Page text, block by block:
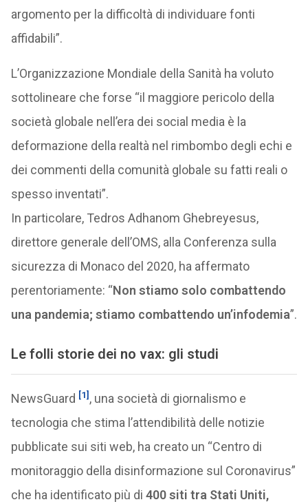
argomento per la difficoltà di individuare fonti
affidabili”.
L’Organizzazione Mondiale della Sanità ha voluto
sottolineare che forse “il maggiore pericolo della
società globale nell’era dei social media è la
deformazione della realtà nel rimbombo degli echi e
dei commenti della comunità globale su fatti reali o
spesso inventati”.
In particolare, Tedros Adhanom Ghebreyesus,
direttore generale dell’OMS, alla Conferenza sulla
sicurezza di Monaco del 2020, ha affermato
perentoriamente: “Non stiamo solo combattendo
una pandemia; stiamo combattendo un’infodemia”.
Le folli storie dei no vax: gli studi
NewsGuard [1] , una società di giornalismo e
tecnologia che stima l’attendibilità delle notizie
pubblicate sui siti web, ha creato un “Centro di
monitoraggio della disinformazione sul Coronavirus”
che ha identificato più di 400 siti tra Stati Uniti,